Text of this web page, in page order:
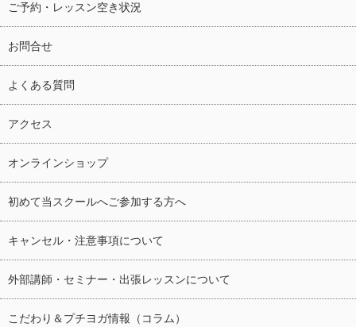
ご予約・レッスン空き状況
お問合せ
よくある質問
アクセス
オンラインショップ
初めて当スクールへご参加する方へ
キャンセル・注意事項について
外部講師・セミナー・出張レッスンについて
こだわり＆プチヨガ情報（コラム）